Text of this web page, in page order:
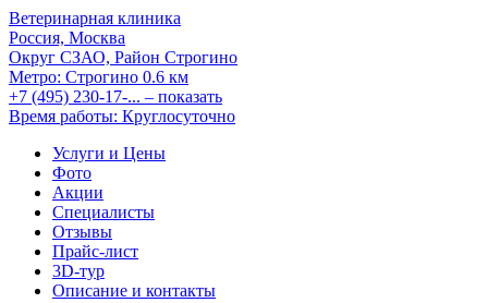
Ветеринарная клиника
Россия, Москва
Округ СЗАО, Район Строгино
Метро: Строгино 0.6 км
+7 (495) 230-17-... – показать
Время работы: Круглосуточно
Услуги и Цены
Фото
Акции
Специалисты
Отзывы
Прайс-лист
3D-тур
Описание и контакты